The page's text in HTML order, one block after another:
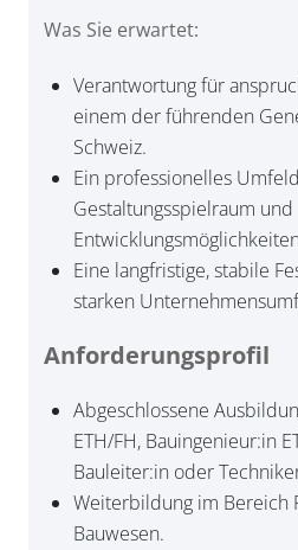
Was Sie erwartet:
Verantwortung für
einem der führenden
Schweiz.
Ein professionelles
Gestaltungsspielraum und
Eine langfristige, stabile
starken
Anforderungsprofil
Abgeschlossene
ETH/FH, Bauingenieur:in
Bauleiter:in oder
Weiterbildung im Bereich
Bauwesen.